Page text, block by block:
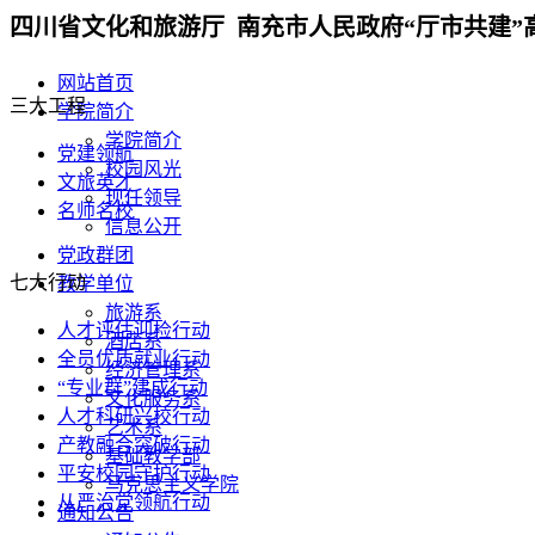
四川省文化和旅游厅 南充市人民政府“厅市共建”
网站首页
学院简介
学院简介
校园风光
现任领导
信息公开
党政群团
教学单位
旅游系
酒店系
经济管理系
文化服务系
艺术系
基础教学部
马克思主义学院
通知公告
三大工程
党建领航
文旅英才
名师名校
七大行动
人才评估迎检行动
全员优质就业行动
“专业群”建成行动
人才科研兴校行动
产教融合突破行动
平安校园守护行动
从严治党领航行动